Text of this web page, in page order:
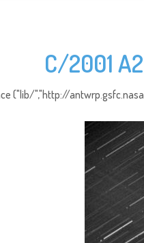
C/2001
("lib/","http://